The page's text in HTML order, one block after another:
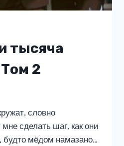
тысяча
2
словно
сделать шаг, как они
будто мёдом намазано…